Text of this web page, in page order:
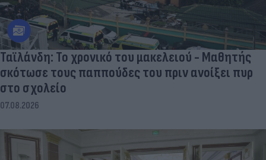
Ταϊλάνδη: Το χρονικό του μακελειού - Μαθητής
σκότωσε τους παππούδες του πριν ανοίξει πυρ
στο σχολείο
07.08.2026